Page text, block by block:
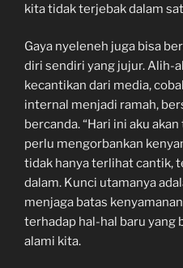
kita tidak terjebak dalam
Gaya nyeleneh juga bisa
diri sendiri yang jujur. Alih-
kecantikan dari media,
internal menjadi ramah,
bercanda. “Hari ini aku
perlu mengorbankan
tidak hanya terlihat cantik,
dalam. Kunci utamanya
menjaga batas
terhadap hal-hal baru yang
alami kita.